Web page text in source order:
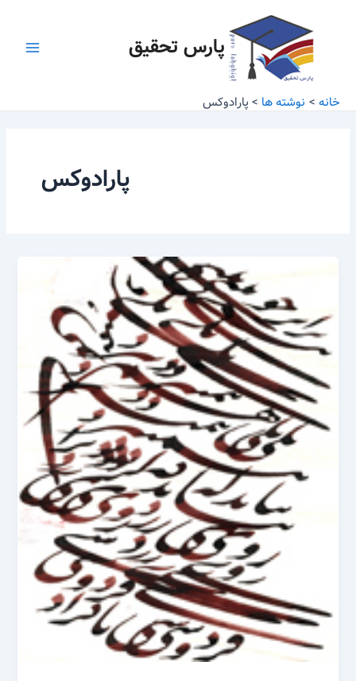
پارس تحقیق
خانه نوشته ها پارادوکس
پارادوکس